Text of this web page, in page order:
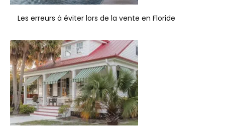
Les erreurs à éviter lors de la vente en Floride